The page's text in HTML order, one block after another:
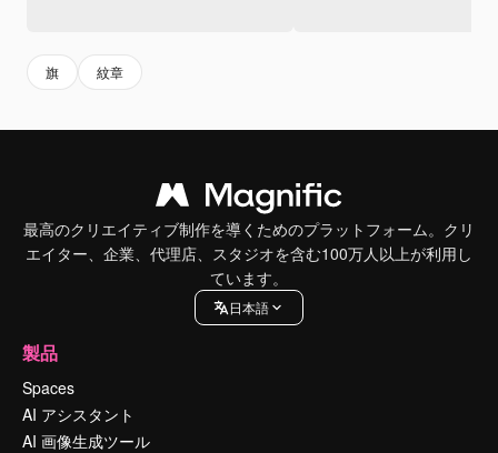
旗 紋章
最高のクリエイティブ制作を導くためのプラットフォーム。クリ
エイター、企業、代理店、スタジオを含む100万人以上が利用し
ています。
日本語
製品
Spaces
AI アシスタント
AI 画像生成ツール